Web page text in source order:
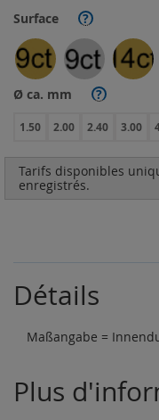
Surface ?
Ø ca. mm ?
1.50 2.00 2.40 3.00
Tarifs disponibles
enregistrés.
Détails
Maßangabe =
Plus